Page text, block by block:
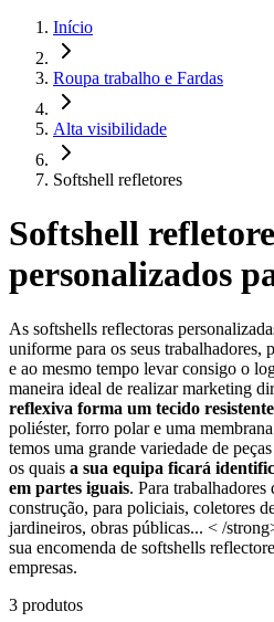
Início
Roupa trabalho e Fardas
Alta visibilidade
Softshell refletores
Softshell
personalizados
As softshells reflectoras
uniforme para os seus trabalhadores,
e ao mesmo tempo levar consigo o
maneira ideal de realizar marketing
reflexiva forma um tecido
poliéster, forro polar e uma
temos uma grande variedade de
os quais a sua equipa ficará
em partes iguais. Para trabalhadores
construção, para policiais, coletores
jardineiros, obras públicas... < /
sua encomenda de softshells
empresas.
3 produtos